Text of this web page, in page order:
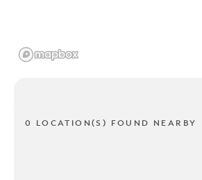
0 LOCATION(S) FOUND NEARBY